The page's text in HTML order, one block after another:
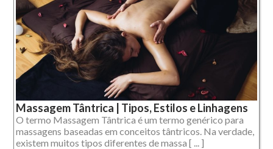
Massagem Tântrica | Tipos, Estilos e Linhagens
O termo Massagem Tântrica é um termo genérico para
massagens baseadas em conceitos tântricos. Na verdade,
existem muitos tipos diferentes de massa [ ... ]